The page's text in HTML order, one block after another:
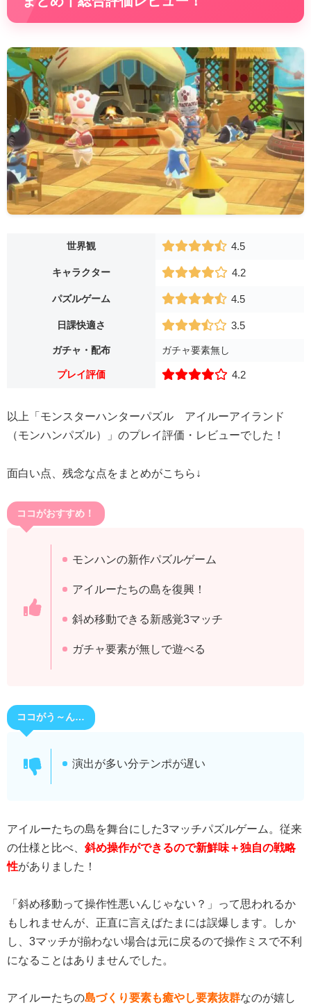
世界観 4.5
キャラクター 4.2
パズルゲーム 4.5
日課快適さ 3.5
ガチャ・配布 ガチャ要素無し
プレイ評価 4.2
以上「モンスターハンターパズル アイルーアイランド
（モンハンパズル）」のプレイ評価・レビューでした！
面白い点、残念な点をまとめがこちら↓
ココがおすすめ！
モンハンの新作パズルゲーム
アイルーたちの島を復興！
斜め移動できる新感覚3マッチ
ガチャ要素が無しで遊べる
ココがう～ん…
演出が多い分テンポが遅い
アイルーたちの島を舞台にした3マッチパズルゲーム。従来
の仕様と比べ、 斜め操作ができるので新鮮味＋独自の戦略
性がありました！
「斜め移動って操作性悪いんじゃない？」って思われるか
もしれませんが、正直に言えばたまには誤爆します。しか
し、3マッチが揃わない場合は元に戻るので操作ミスで不利
になることはありませんでした。
アイルーたちの島づくり要素も癒やし要素抜群なのが嬉し